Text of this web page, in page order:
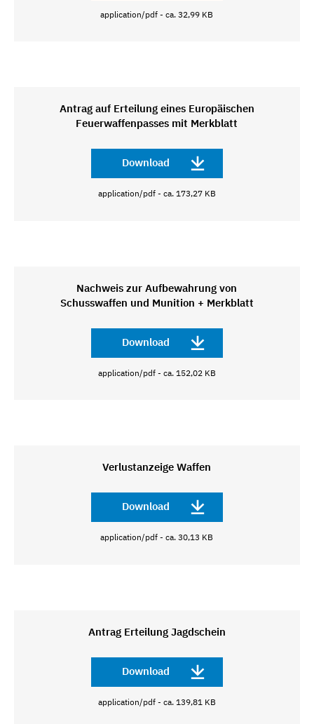
application/pdf - ca. 32,99 KB
Antrag auf Erteilung eines Europäischen
Feuerwaffenpasses mit Merkblatt
Download
application/pdf - ca. 173,27 KB
Nachweis zur Aufbewahrung von
Schusswaffen und Munition + Merkblatt
Download
application/pdf - ca. 152,02 KB
Verlustanzeige Waffen
Download
application/pdf - ca. 30,13 KB
Antrag Erteilung Jagdschein
Download
application/pdf - ca. 139,81 KB